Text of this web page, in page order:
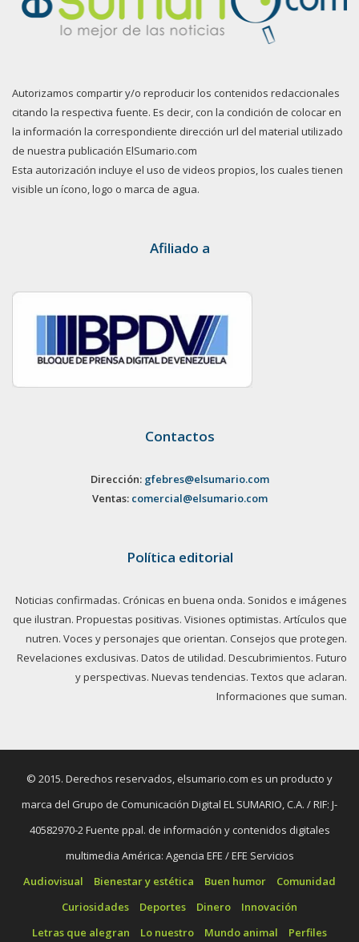
Autorizamos compartir y/o reproducir los contenidos redaccionales
citando la respectiva fuente. Es decir, con la condición de colocar en
la información la correspondiente dirección url del material utilizado
de nuestra publicación ElSumario.com
Esta autorización incluye el uso de videos propios, los cuales tienen
visible un ícono, logo o marca de agua.
Afiliado a
Contactos
Dirección: gfebres@elsumario.com
Ventas: comercial@elsumario.com
Política editorial
Noticias confirmadas. Crónicas en buena onda. Sonidos e imágenes
que ilustran. Propuestas positivas. Visiones optimistas. Artículos que
nutren. Voces y personajes que orientan. Consejos que protegen.
Revelaciones exclusivas. Datos de utilidad. Descubrimientos. Futuro
y perspectivas. Nuevas tendencias. Textos que aclaran.
Informaciones que suman.
© 2015. Derechos reservados, elsumario.com es un producto y
marca del Grupo de Comunicación Digital EL SUMARIO, C.A. / RIF: J-
40582970-2 Fuente ppal. de información y contenidos digitales
multimedia América: Agencia EFE / EFE Servicios
Audiovisual
Bienestar y estética Buen humor
Comunidad
Curiosidades
Deportes Dinero
Innovación
Letras que alegran
Lo nuestro Mundo animal Perfiles